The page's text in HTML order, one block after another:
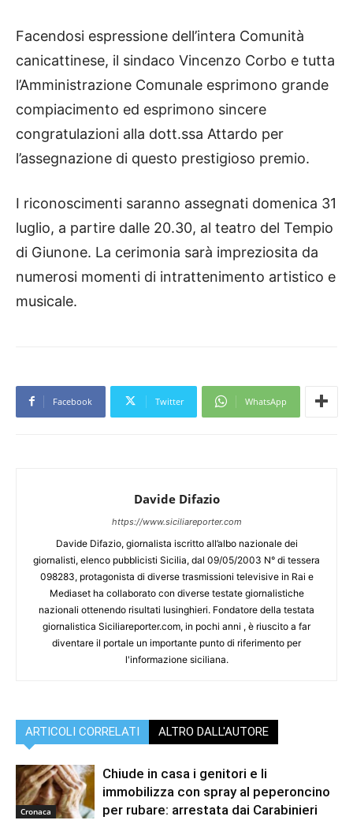
Facendosi espressione dell’intera Comunità
canicattinese, il sindaco Vincenzo Corbo e tutta
l’Amministrazione Comunale esprimono grande
compiacimento ed esprimono sincere
congratulazioni alla dott.ssa Attardo per
l’assegnazione di questo prestigioso premio.
I riconoscimenti saranno assegnati domenica 31
luglio, a partire dalle 20.30, al teatro del Tempio
di Giunone. La cerimonia sarà impreziosita da
numerosi momenti di intrattenimento artistico e
musicale.
Facebook Twitter WhatsApp
Davide Difazio
https://www.siciliareporter.com
Davide Difazio, giornalista iscritto all’albo nazionale dei
giornalisti, elenco pubblicisti Sicilia, dal 09/05/2003 N° di tessera
098283, protagonista di diverse trasmissioni televisive in Rai e
Mediaset ha collaborato con diverse testate giornalistiche
nazionali ottenendo risultati lusinghieri. Fondatore della testata
giornalistica Siciliareporter.com, in pochi anni , è riuscito a far
diventare il portale un importante punto di riferimento per
l'informazione siciliana.
ARTICOLI CORRELATI ALTRO DALL'AUTORE
Cronaca
Chiude in casa i genitori e li
immobilizza con spray al peperoncino
per rubare: arrestata dai Carabinieri